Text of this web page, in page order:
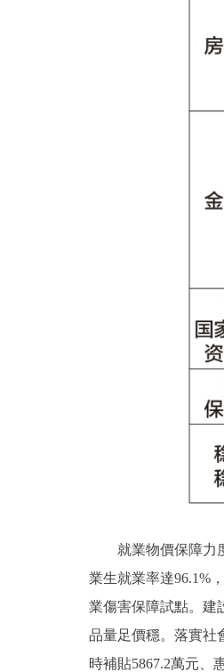
就業物價保障力度
業生就業率達96.1%
業傷害保障試點。建
品量足價穩。落實社
時補貼5867.2萬元、